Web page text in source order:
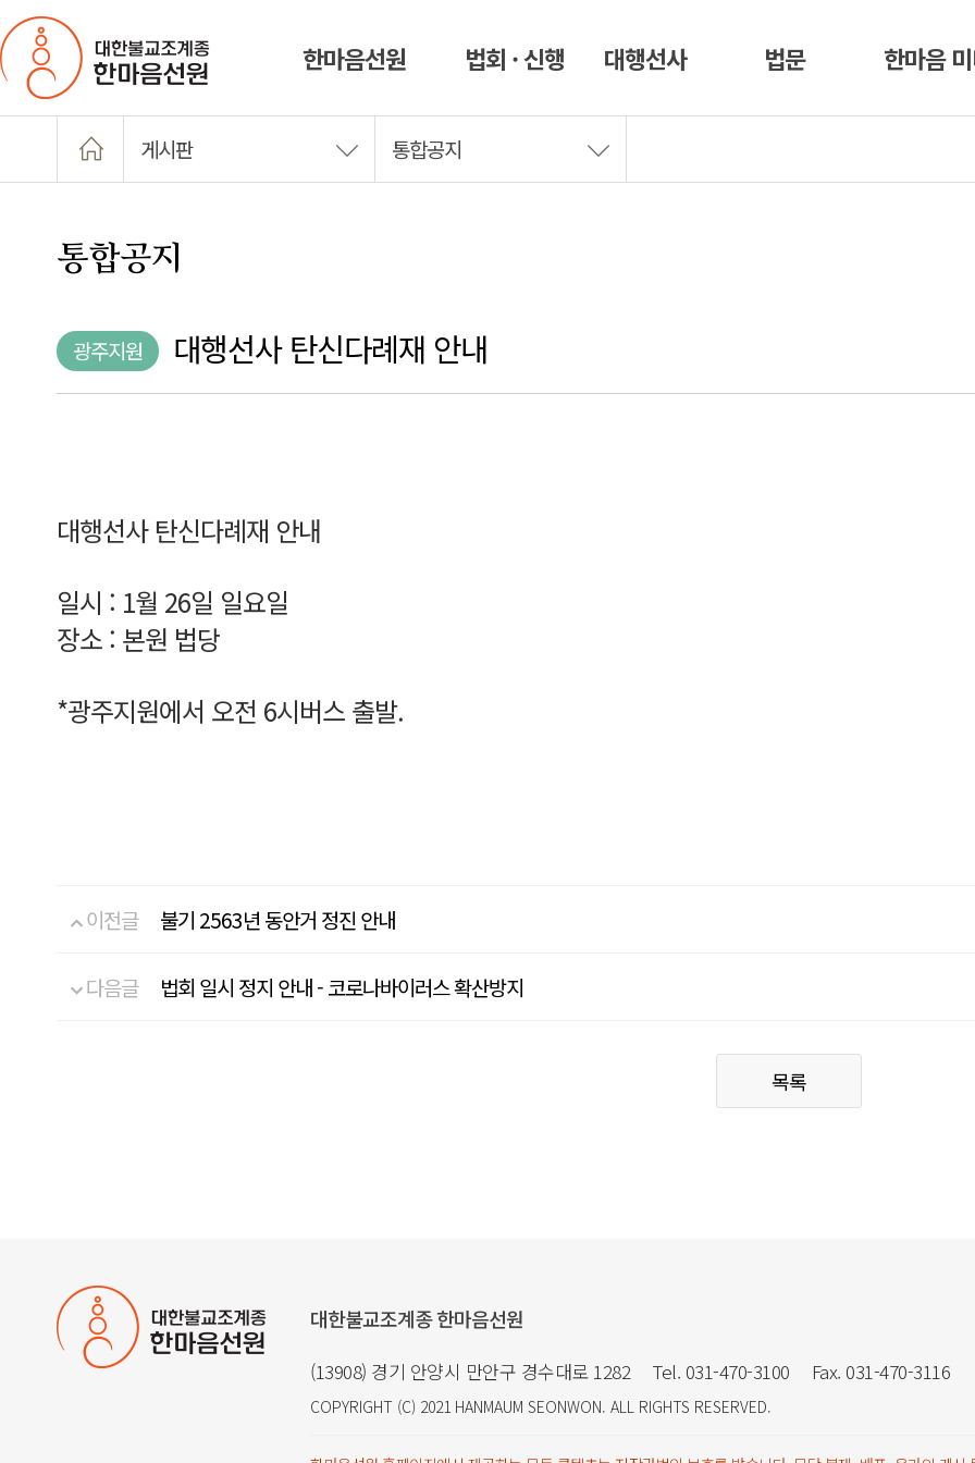
한마음선원 법회 · 신행 대행선사 법문 한마음
게시판 통합공지
통합공지
광주지원 대행선사 탄신다례재 안내
대행선사 탄신다례재 안내
일시 : 1월 26일 일요일
장소 : 본원 법당
*광주지원에서 오전 6시버스 출발.
이전글 불기 2563년 동안거 정진 안내
다음글 법회 일시 정지 안내 - 코로나바이러스 확산방지
목록
대한불교조계종 한마음선원
(13908) 경기 안양시 만안구 경수대로 1282 Tel. 031-470-3100 Fax. 031-470-3116
COPYRIGHT (C) 2021 HANMAUM SEONWON. ALL RIGHTS RESERVED.